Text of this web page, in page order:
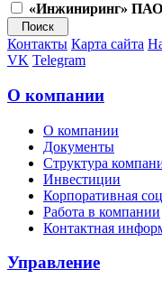
«Инжиниринг»
Контакты Карта сайта
VK Telegram
О компании
О компании
Документы
Структура
Инвестиции
Корпоративная
Работа в компании
Контактная
Управление